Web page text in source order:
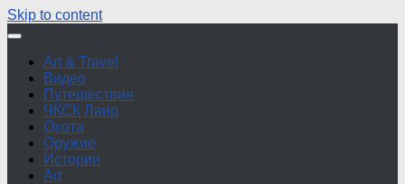
Skip to content
Art & Travel
Видео
Путешествия
ЧКСК Лаир
Охота
Оружие
Истории
Art